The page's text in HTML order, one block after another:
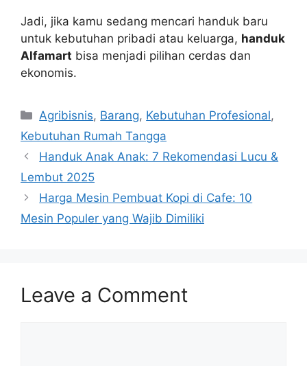
Jadi, jika kamu sedang mencari handuk baru
untuk kebutuhan pribadi atau keluarga, handuk
Alfamart bisa menjadi pilihan cerdas dan
ekonomis.
Categories
Agribisnis, Barang, Kebutuhan Profesional,
Kebutuhan Rumah Tangga
Handuk Anak Anak: 7 Rekomendasi Lucu &
Lembut 2025
Harga Mesin Pembuat Kopi di Cafe: 10
Mesin Populer yang Wajib Dimiliki
Leave a Comment